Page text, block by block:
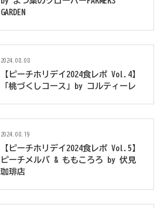
GARDEN
2024.08.08
【ピーチホリデイ2024食レポ Vol.4】
「桃づくしコース」by コルティーレ
2024.08.19
【ピーチホリデイ2024食レポ Vol.5】
ピーチメルバ & ももころろ by 伏見
珈琲店